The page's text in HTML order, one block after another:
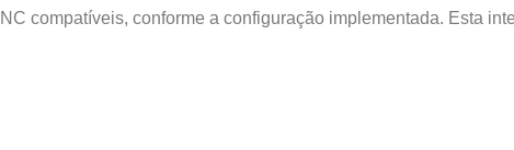
compatíveis, conforme a configuração implementada. Esta